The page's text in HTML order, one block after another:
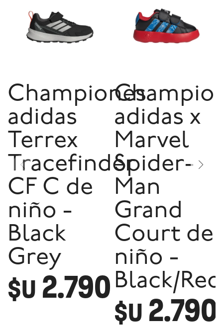
Championes
adidas
Terrex
Tracefinder
CF C de
niño -
Black
Grey
$U 2.790
adidas x
Marvel
Spider-
Man
Grand
Court de
niño -
Black/
$U 2.790